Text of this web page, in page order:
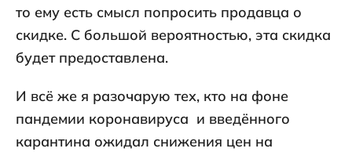
то ему есть смысл попросить продавца о
скидке. С большой вероятностью, эта скидка
будет предоставлена.
И всё же я разочарую тех, кто на фоне
пандемии коронавируса и введённого
карантина ожидал снижения цен на